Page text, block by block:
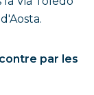
par les